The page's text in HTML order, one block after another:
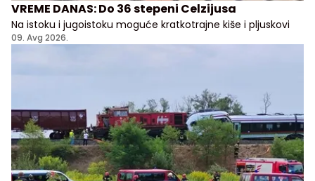
VREME DANAS: Do 36 stepeni Celzijusa
Na istoku i jugoistoku moguće kratkotrajne kiše i pljuskovi
09. Avg 2026.